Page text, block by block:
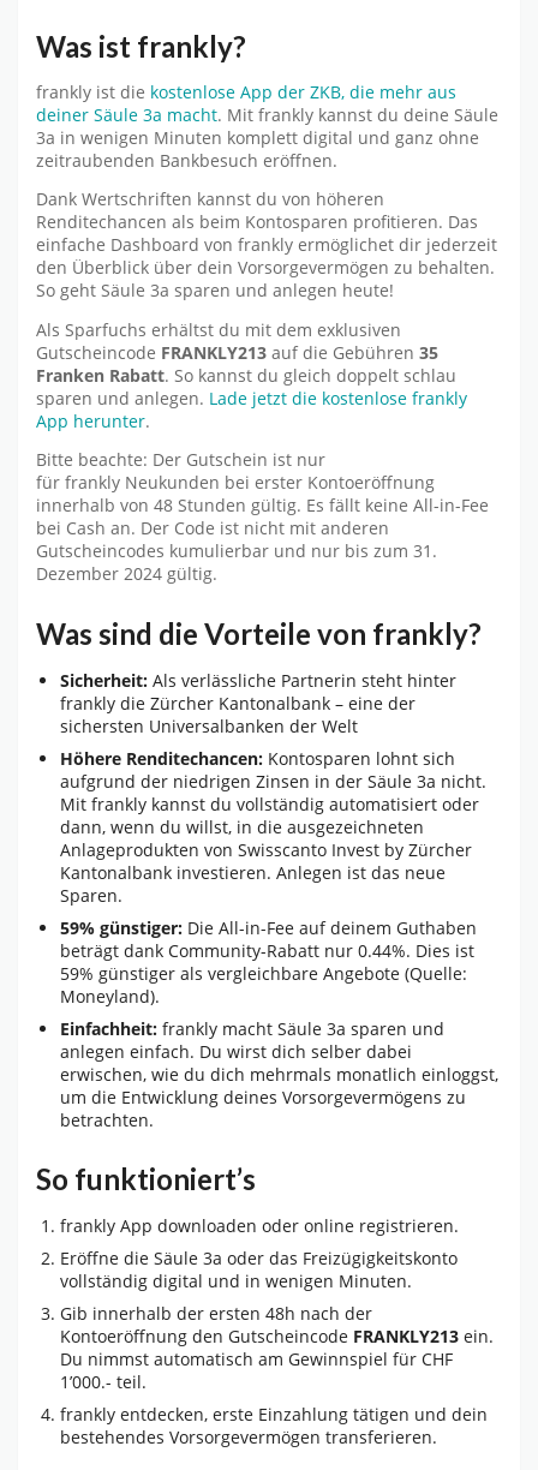
Was ist frankly?
frankly ist die kostenlose App der ZKB, die mehr aus
deiner Säule 3a macht. Mit frankly kannst du deine Säule
3a in wenigen Minuten komplett digital und ganz ohne
zeitraubenden Bankbesuch eröffnen.
Dank Wertschriften kannst du von höheren
Renditechancen als beim Kontosparen profitieren. Das
einfache Dashboard von frankly ermöglichet dir jederzeit
den Überblick über dein Vorsorgevermögen zu behalten.
So geht Säule 3a sparen und anlegen heute!
Als Sparfuchs erhältst du mit dem exklusiven
Gutscheincode FRANKLY213 auf die Gebühren 35
Franken Rabatt. So kannst du gleich doppelt schlau
sparen und anlegen. Lade jetzt die kostenlose frankly
App herunter.
Bitte beachte: Der Gutschein ist nur
für frankly Neukunden bei erster Kontoeröffnung
innerhalb von 48 Stunden gültig. Es fällt keine All-in-Fee
bei Cash an. Der Code ist nicht mit anderen
Gutscheincodes kumulierbar und nur bis zum 31.
Dezember 2024 gültig.
Was sind die Vorteile von frankly?
Sicherheit: Als verlässliche Partnerin steht hinter
frankly die Zürcher Kantonalbank – eine der
sichersten Universalbanken der Welt
Höhere Renditechancen: Kontosparen lohnt sich
aufgrund der niedrigen Zinsen in der Säule 3a nicht.
Mit frankly kannst du vollständig automatisiert oder
dann, wenn du willst, in die ausgezeichneten
Anlageprodukten von Swisscanto Invest by Zürcher
Kantonalbank investieren. Anlegen ist das neue
Sparen.
59% günstiger: Die All-in-Fee auf deinem Guthaben
beträgt dank Community-Rabatt nur 0.44%. Dies ist
59% günstiger als vergleichbare Angebote (Quelle:
Moneyland).
Einfachheit: frankly macht Säule 3a sparen und
anlegen einfach. Du wirst dich selber dabei
erwischen, wie du dich mehrmals monatlich einloggst,
um die Entwicklung deines Vorsorgevermögens zu
betrachten.
So funktioniert’s
frankly App downloaden oder online registrieren.
Eröffne die Säule 3a oder das Freizügigkeitskonto
vollständig digital und in wenigen Minuten.
Gib innerhalb der ersten 48h nach der
Kontoeröffnung den Gutscheincode FRANKLY213 ein.
Du nimmst automatisch am Gewinnspiel für CHF
1’000.- teil.
frankly entdecken, erste Einzahlung tätigen und dein
bestehendes Vorsorgevermögen transferieren.